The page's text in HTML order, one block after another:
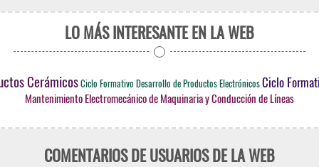
LO MÁS INTERESANTE EN LA WEB
CerámicosCiclo Formativo Desarrollo de Productos ElectrónicosCiclo
Mantenimiento Electromecánico de Maquinaria y Conducción de Líneas
COMENTARIOS DE USUARIOS DE LA WEB